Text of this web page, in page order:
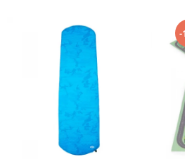
-